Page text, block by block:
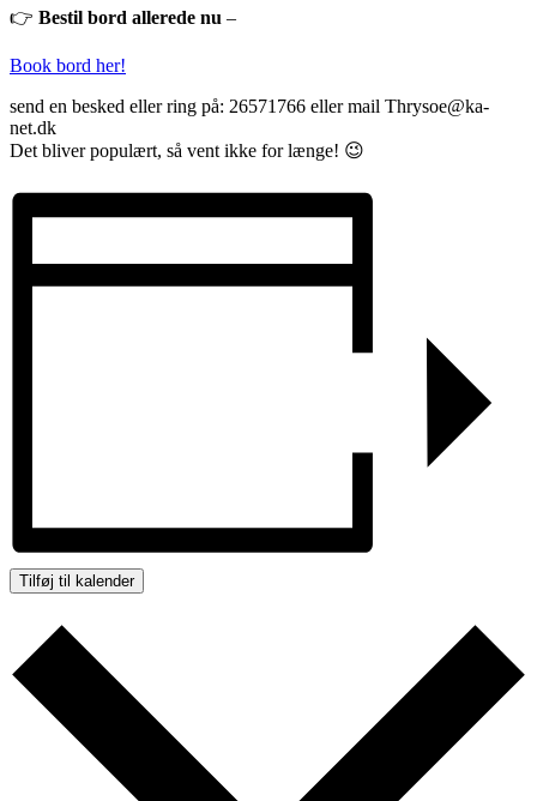
👉 Bestil bord allerede nu –
Book bord her!
send en besked eller ring på: 26571766 eller mail Thrysoe@ka-
net.dk
Det bliver populært, så vent ikke for længe! 😉
Tilføj til kalender